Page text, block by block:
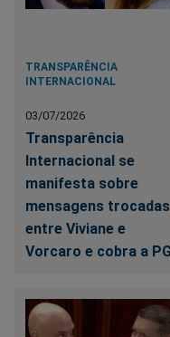
TRANSPARÊNCIA
INTERNACIONAL
03/07/2026
Transparência
Internacional se
manifesta sobre
mensagens trocadas
entre Viviane e
Vorcaro e cobra a